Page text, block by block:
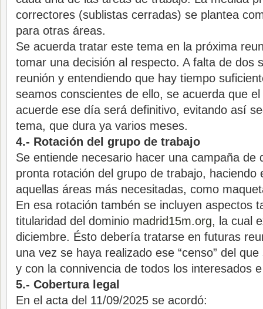
correctores (sublistas cerradas) se plantea
para otras áreas.
Se acuerda tratar este tema en la próxima
tomar una decisión al respecto. A falta de dos
reunión y entendiendo que hay tiempo
seamos conscientes de ello, se acuerda que
acuerde ese día será definitivo, evitando así
tema, que dura ya varios meses.
4.- Rotación del grupo de trabajo
Se entiende necesario hacer una campaña de
pronta rotación del grupo de trabajo, haciendo
aquellas áreas más necesitadas, como
En esa rotación tambén se incluyen aspectos
titularidad del dominio madrid15m.org, la cual
diciembre. Ésto debería tratarse en futuras
una vez se haya realizado ese “censo” del
y con la connivencia de todos los interesados
5.- Cobertura legal
En el acta del 11/09/2025 se acordó: